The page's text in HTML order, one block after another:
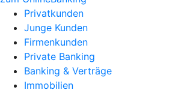
Privatkunden
Junge Kunden
Firmenkunden
Private Banking
Banking & Verträge
Immobilien